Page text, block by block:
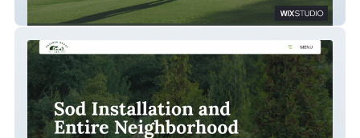
Fairway Escapes